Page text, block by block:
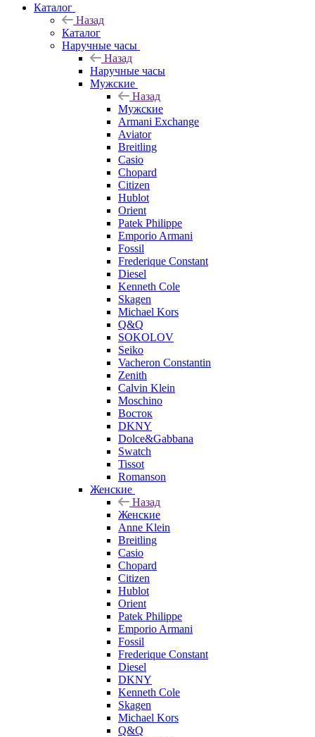
Каталог
Назад
Каталог
Наручные часы
Назад
Наручные часы
Мужские
Назад
Мужские
Armani Exchange
Aviator
Breitling
Casio
Chopard
Citizen
Hublot
Orient
Patek Philippe
Emporio Armani
Fossil
Frederique Constant
Diesel
Kenneth Cole
Skagen
Michael Kors
Q&Q
SOKOLOV
Seiko
Vacheron Constantin
Zenith
Calvin Klein
Moschino
Восток
DKNY
Dolce&Gabbana
Swatch
Tissot
Romanson
Женские
Назад
Женские
Anne Klein
Breitling
Casio
Chopard
Citizen
Hublot
Orient
Patek Philippe
Emporio Armani
Fossil
Frederique Constant
Diesel
DKNY
Kenneth Cole
Skagen
Michael Kors
Q&Q